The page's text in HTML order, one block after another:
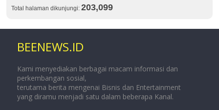
Total halaman dikunjungi:203,099
BEENEWS.ID
Kami menyediakan berbagai macam informasi dan
perkembangan sosial,
terutama berita mengenai Bisnis dan Entertainment
yang diramu menjadi satu dalam beberapa Kanal.